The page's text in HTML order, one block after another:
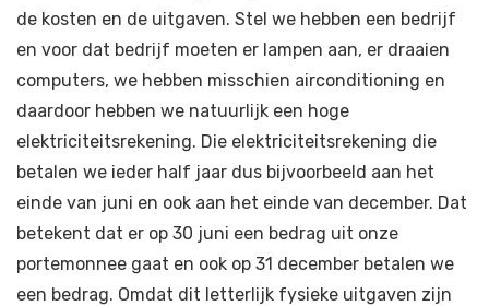
de kosten en de uitgaven. Stel we hebben een bedrijf
en voor dat bedrijf moeten er lampen aan, er draaien
computers, we hebben misschien airconditioning en
daardoor hebben we natuurlijk een hoge
elektriciteitsrekening. Die elektriciteitsrekening die
betalen we ieder half jaar dus bijvoorbeeld aan het
einde van juni en ook aan het einde van december. Dat
betekent dat er op 30 juni een bedrag uit onze
portemonnee gaat en ook op 31 december betalen we
een bedrag. Omdat dit letterlijk fysieke uitgaven zijn